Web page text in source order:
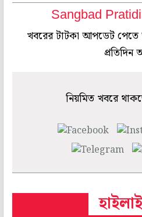
Sangbad
খবরের টাটকা আপডেট
প্রতিদিন
নিয়মিত খবরে